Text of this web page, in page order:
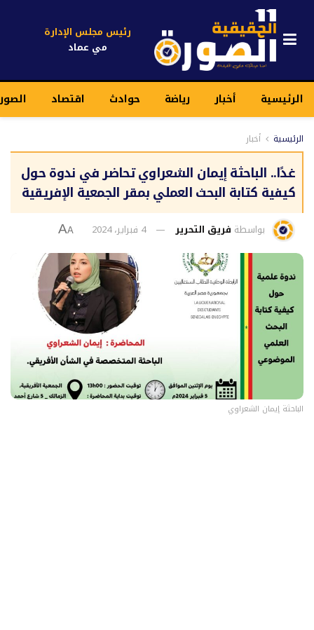
رئيس مجلس الإدارة
مي عماد
الرئيسية أخبار رياضة حوادث اقتصاد
الرئيسية أخبار
غدًا.. الباحثة إيمان الشعراوي تحاضر في ندوة حول
كيفية كتابة البحث العملي بمقر الجمعية الإفريقية
بواسطة فريق التحرير 4 فبراير، 2024 A
A
الباحثة إيمان الشعراوي